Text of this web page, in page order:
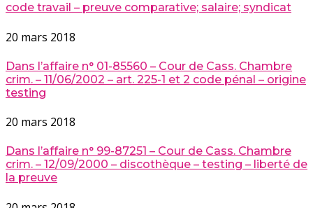
code travail – preuve comparative; salaire; syndicat
20 mars 2018
Dans l’affaire n° 01-85560 – Cour de Cass. Chambre
crim. – 11/06/2002 – art. 225-1 et 2 code pénal – origine
testing
20 mars 2018
Dans l’affaire n° 99-87251 – Cour de Cass. Chambre
crim. – 12/09/2000 – discothèque – testing – liberté de
la preuve